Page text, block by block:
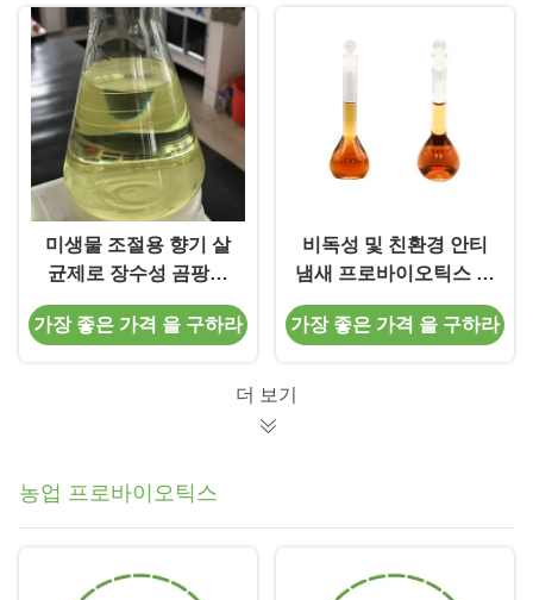
미생물 조절용 향기 살
균제로 장수성 곰팡이
냄새 제거
가장 좋은 가격 을 구하라
비독성 및 친환경 안티
냄새 프로바이오틱스 냄
새 제거자 고객 요구 사
항에 대한 효소 처리
가장 좋은 가격 을 구하라
더 보기
농업 프로바이오틱스